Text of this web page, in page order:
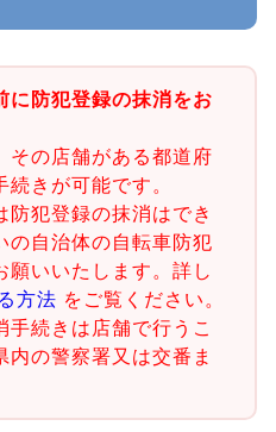
防犯登録の抹消をお
の店舗がある都道府
きが可能です。
犯登録の抹消はでき
の自治体の自転車防犯
願いいたします。詳し
方法 をご覧ください。
続きは店舗で行うこ
内の警察署又は交番ま